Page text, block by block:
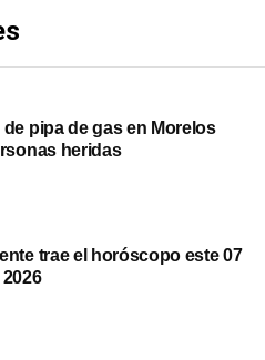
pipa de gas en Morelos
heridas
trae el horóscopo este 07